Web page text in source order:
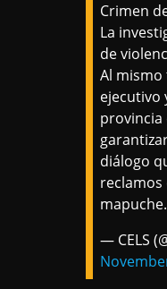
Crimen
La
de
Al
ejecutivo
provincia
diálogo
reclamos
mapuche.
— CELS